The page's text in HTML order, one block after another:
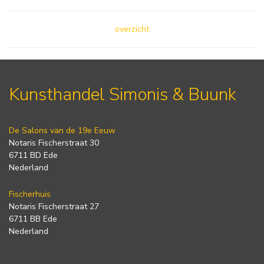
overzicht
Kunsthandel Simonis & Buunk
De Salons van de 19e Eeuw
Notaris Fischerstraat 30
6711 BD Ede
Nederland
Fischerhuis
Notaris Fischerstraat 27
6711 BB Ede
Nederland